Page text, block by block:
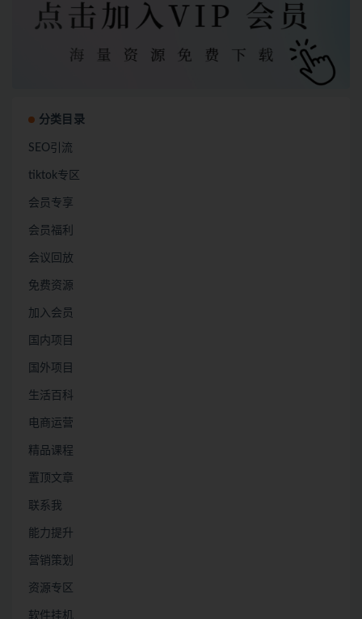
分类目录
SEO引流
tiktok专区
会员专享
会员福利
会议回放
免费资源
加入会员
国内项目
国外项目
生活百科
电商运营
精品课程
置顶文章
联系我
能力提升
营销策划
资源专区
软件挂机